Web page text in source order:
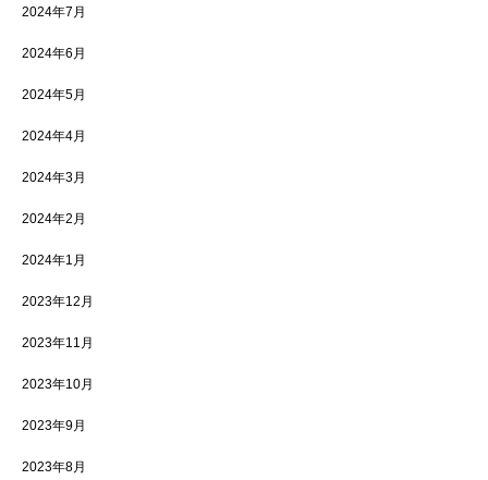
2024年7月
2024年6月
2024年5月
2024年4月
2024年3月
2024年2月
2024年1月
2023年12月
2023年11月
2023年10月
2023年9月
2023年8月